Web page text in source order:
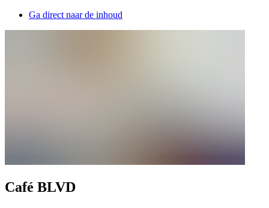
Ga direct naar de inhoud
Café BLVD